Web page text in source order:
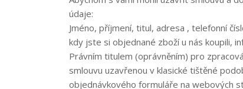
údaje:
Jméno, příjmení, titul, adresa , telefonní
kdy jste si objednané zboží u nás koupili,
Právním titulem (oprávněním) pro
smlouvu uzavřenou v klasické tištěné
objednávkového formuláře na webových